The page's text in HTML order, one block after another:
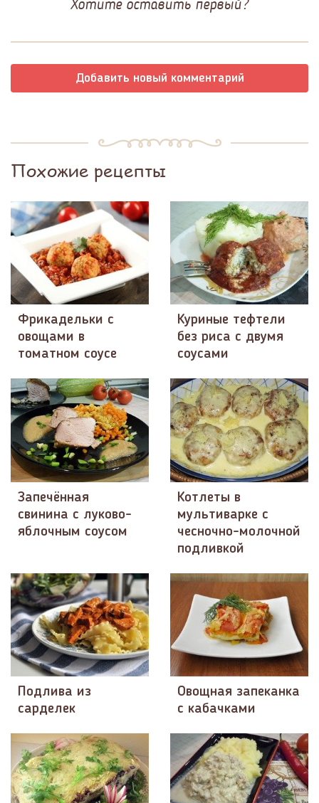
Хотите оставить первый?
Добавить новый комментарий
Похожие рецепты
Фрикадельки с
овощами в
томатном соусе
Куриные тефтели
без риса с двумя
соусами
Запечённая
свинина с луково-
яблочным соусом
Котлеты в
мультиварке с
чесночно-молочной
подливкой
Подлива из
сарделек
Овощная запеканка
с кабачками